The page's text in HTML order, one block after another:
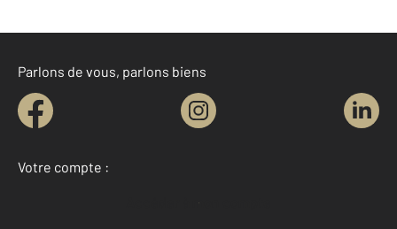
Parlons de vous, parlons biens
Votre compte :
Accéder à mon compte